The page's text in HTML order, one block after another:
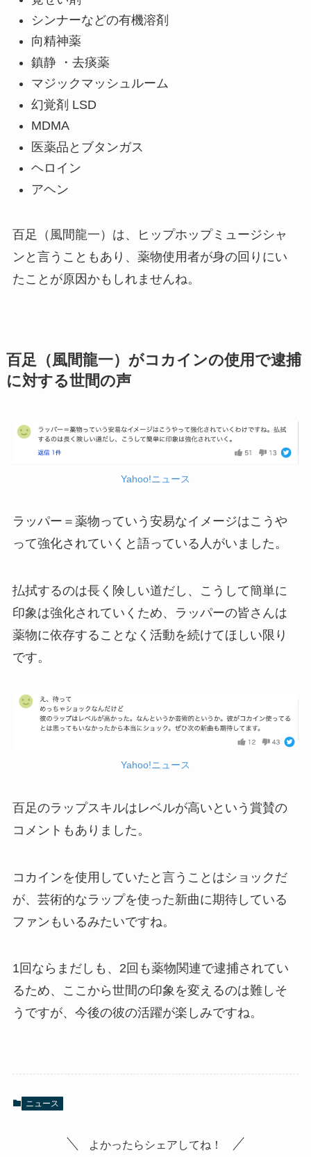
シンナーなどの有機溶剤
向精神薬
鎮静 ・去痰薬
マジックマッシュルーム
幻覚剤 LSD
MDMA
医薬品とブタンガス
ヘロイン
アヘン
百足（風間龍一）は、ヒップホップミュージシャ
ンと言うこともあり、薬物使用者が身の回りにい
たことが原因かもしれませんね。
百足（風間龍一）がコカインの使用で逮捕
に対する世間の声
Yahoo!ニュース
ラッパー＝薬物っていう安易なイメージはこうや
って強化されていくと語っている人がいました。
払拭するのは長く険しい道だし、こうして簡単に
印象は強化されていくため、ラッパーの皆さんは
薬物に依存することなく活動を続けてほしい限り
です。
Yahoo!ニュース
百足のラップスキルはレベルが高いという賞賛の
コメントもありました。
コカインを使用していたと言うことはショックだ
が、芸術的なラップを使った新曲に期待している
ファンもいるみたいですね。
1回ならまだしも、2回も薬物関連で逮捕されてい
るため、ここから世間の印象を変えるのは難しそ
うですが、今後の彼の活躍が楽しみですね。
ニュース
よかったらシェアしてね！